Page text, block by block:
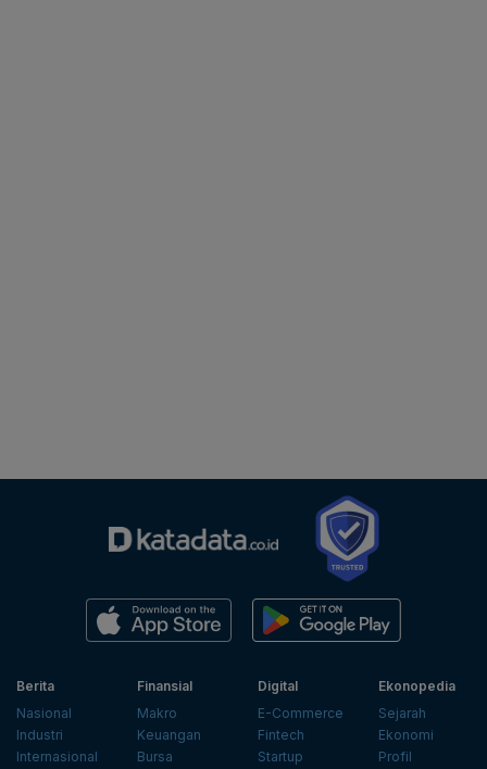
Berita
Nasional
Industri
Internasional
Finansial
Makro
Keuangan
Bursa
Digital
E-Commerce
Fintech
Startup
Ekonopedia
Sejarah
Ekonomi
Profil